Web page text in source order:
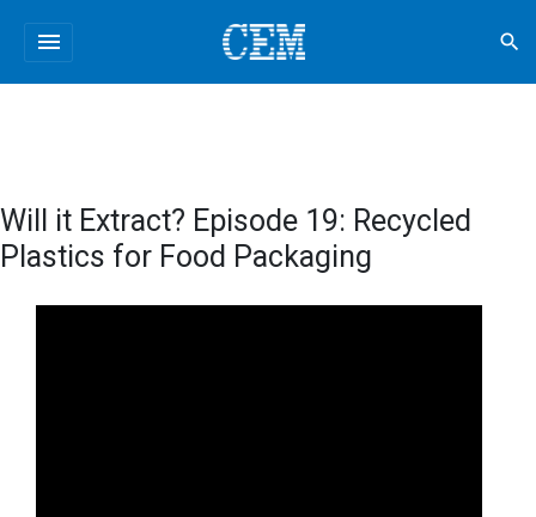
menu search
Will it Extract? Episode 19: Recycled
Plastics for Food Packaging